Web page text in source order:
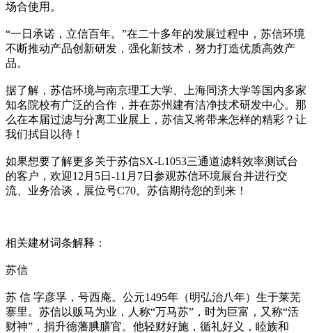
场合使用。
“一日承诺，立信百年。”在二十多年的发展过程中，苏信环境
不断推动产品创新研发，强化新技术，努力打造优质高效产
品。
据了解，苏信环境与南京理工大学、上海同济大学等国内多家
知名院校有广泛的合作，并在苏州建有洁净技术研发中心。那
么在本届过滤与分离工业展上，苏信又将带来怎样的精彩？让
我们拭目以待！
如果想要了解更多关于苏信SX-L1053三通道滤料效率测试台
的客户，欢迎12月5日-11月7日参观苏信环境展台并进行交
流、业务洽谈，展位号C70。苏信期待您的到来！
相关建材词条解释：
苏信
苏 信 字彦孚，号西庵。公元1495年（明弘治八年）生于莱芜
寨里。苏信以贩马为业，人称“万马苏”，时为巨富，又称“活
财神”，捐升德藩腆膳官。他轻财好施，循礼好义，睦族和